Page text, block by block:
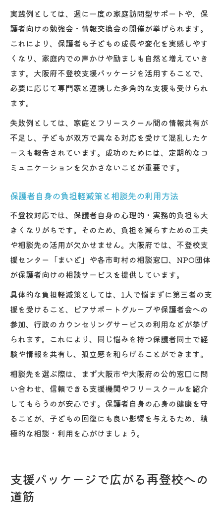
実践例としては、週に一度の家庭訪問型サポートや、保
護者向けの勉強会・情報交換会の開催が挙げられます。
これにより、保護者も子どもの成長や変化を実感しやす
くなり、家庭内での声かけや励ましも自然と増えていき
ます。大阪府不登校支援パッケージを活用することで、
必要に応じて専門家と連携した多角的な支援も受けられ
ます。
失敗例としては、家庭とフリースクール間の情報共有が
不足し、子どもが双方で異なる対応を受けて混乱したケ
ースも報告されています。成功のためには、定期的なコ
ミュニケーションを欠かさないことが重要です。
保護者自身の負担軽減策と相談先の利用方法
不登校対応では、保護者自身の心理的・実務的負担も大
きくなりがちです。そのため、負担を減らすための工夫
や相談先の活用が欠かせません。大阪府では、不登校支
援センター「まいど」や各市町村の相談窓口、NPO団体
が保護者向けの相談サービスを提供しています。
具体的な負担軽減策としては、1人で悩まずに第三者の支
援を受けること、ピアサポートグループや保護者会への
参加、行政のカウンセリングサービスの利用などが挙げ
られます。これにより、同じ悩みを持つ保護者同士で経
験や情報を共有し、孤立感を和らげることができます。
相談先を選ぶ際は、まず大阪市や大阪府の公的窓口に問
い合わせ、信頼できる支援機関やフリースクールを紹介
してもらうのが安心です。保護者自身の心身の健康を守
ることが、子どもの回復にも良い影響を与えるため、積
極的な相談・利用を心がけましょう。
支援パッケージで広がる再登校への
道筋